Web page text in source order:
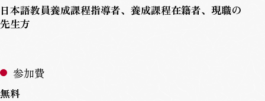
日本語教員養成課程指導者、養成課程在籍者、現職の
先生方
参加費
無料